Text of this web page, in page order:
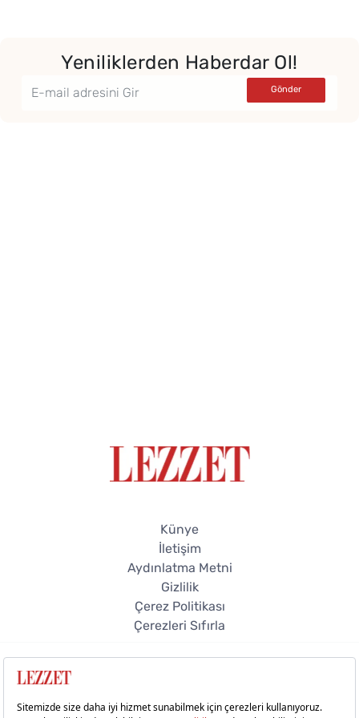
Yeniliklerden Haberdar Ol!
Künye
İletişim
Aydınlatma Metni
Gizlilik
Çerez Politikası
Çerezleri Sıfırla